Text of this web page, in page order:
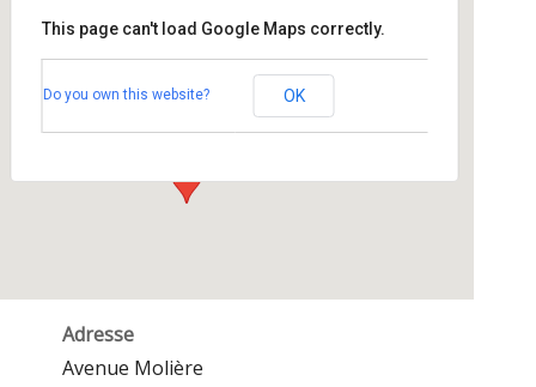
Hôpital de Hautepierre
Avenue Molière - Strasbourg
This page can't load Google Maps correctly.
Do you own this website? OK
Adresse
Avenue Molière